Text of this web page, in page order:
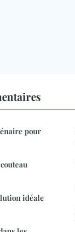
pour
idéale